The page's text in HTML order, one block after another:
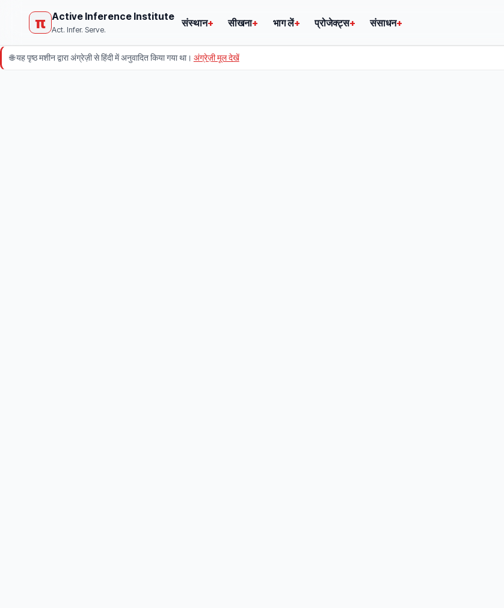
π Active Inference Institute
Act. Infer. Serve.
संस्थान+ सीखना+ भाग लें+ प्रोजेक्ट्स+ संसाधन+
🌐यह पृष्ठ मशीन द्वारा अंग्रेज़ी से हिंदी में अनुवादित किया गया था। अंग्रेज़ी मूल देखें